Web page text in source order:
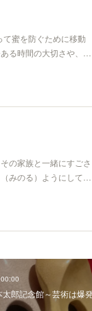
蜜を防ぐために移動
る時間の大切さや、…
の家族と一緒にすごさ
みのる）ようにして…
太郎記念館～芸術は爆